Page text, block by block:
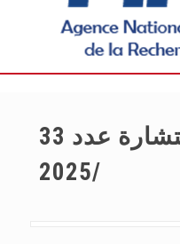
إعــــــلان استشارة عدد 33
/2025